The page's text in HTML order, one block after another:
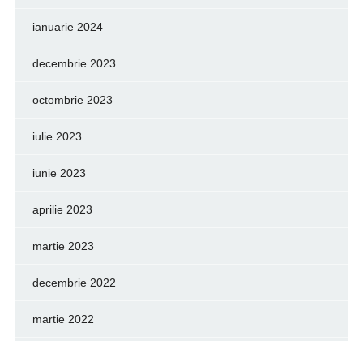
ianuarie 2024
decembrie 2023
octombrie 2023
iulie 2023
iunie 2023
aprilie 2023
martie 2023
decembrie 2022
martie 2022